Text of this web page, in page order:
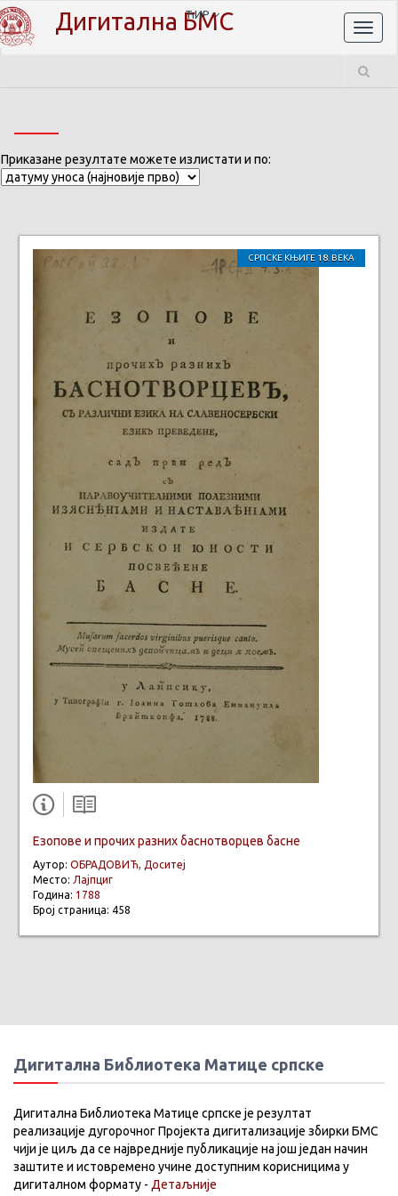
Дигитална БМС
ЋИР
Приказане резултате можете излистати и по:
СРПСКЕ КЊИГЕ 18. ВЕКА
Езопове и прочих разних баснотворцев басне
Аутор: ОБРАДОВИЋ, Доситеј
Место: Лајпциг
Година: 1788
Број страница: 458
Дигитална Библиотека Матице српске
Дигитална Библиотека Матице српске је резултат
реализације дугорочног Пројекта дигитализације збирки БМС
чији је циљ да се највредније публикације на још један начин
заштите и истовремено учине доступним корисницима у
дигиталном формату - Детаљније